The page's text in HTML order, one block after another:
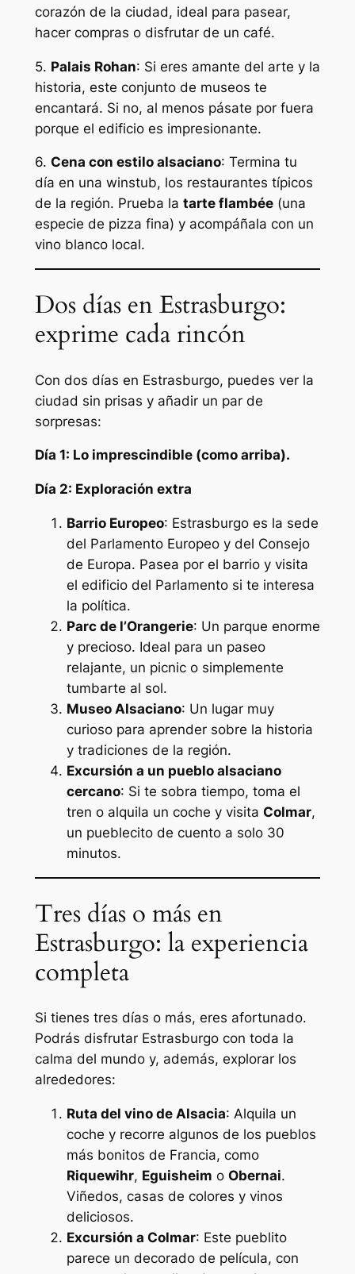
corazón de la ciudad, ideal para pasear,
hacer compras o disfrutar de un café.
5. Palais Rohan: Si eres amante del arte y la
historia, este conjunto de museos te
encantará. Si no, al menos pásate por fuera
porque el edificio es impresionante.
6. Cena con estilo alsaciano: Termina tu
día en una winstub, los restaurantes típicos
de la región. Prueba la tarte flambée(una
especie de pizza fina) y acompáñala con un
vino blanco local.
Dos días en Estrasburgo:
exprime cada rincón
Con dos días en Estrasburgo, puedes ver la
ciudad sin prisas y añadir un par de
sorpresas:
Día 1: Lo imprescindible (como arriba).
Día 2: Exploración extra
Barrio Europeo: Estrasburgo es la sede
del Parlamento Europeo y del Consejo
de Europa. Pasea por el barrio y visita
el edificio del Parlamento si te interesa
la política.
Parc de l’Orangerie: Un parque enorme
y precioso. Ideal para un paseo
relajante, un picnic o simplemente
tumbarte al sol.
Museo Alsaciano: Un lugar muy
curioso para aprender sobre la historia
y tradiciones de la región.
Excursión a un pueblo alsaciano
cercano: Si te sobra tiempo, toma el
tren o alquila un coche y visita Colmar,
un pueblecito de cuento a solo 30
minutos.
Tres días o más en
Estrasburgo: la experiencia
completa
Si tienes tres días o más, eres afortunado.
Podrás disfrutar Estrasburgo con toda la
calma del mundo y, además, explorar los
alrededores:
Ruta del vino de Alsacia: Alquila un
coche y recorre algunos de los pueblos
más bonitos de Francia, como
Riquewihr, Eguisheim o Obernai.
Viñedos, casas de colores y vinos
deliciosos.
Excursión a Colmar: Este pueblito
parece un decorado de película, con